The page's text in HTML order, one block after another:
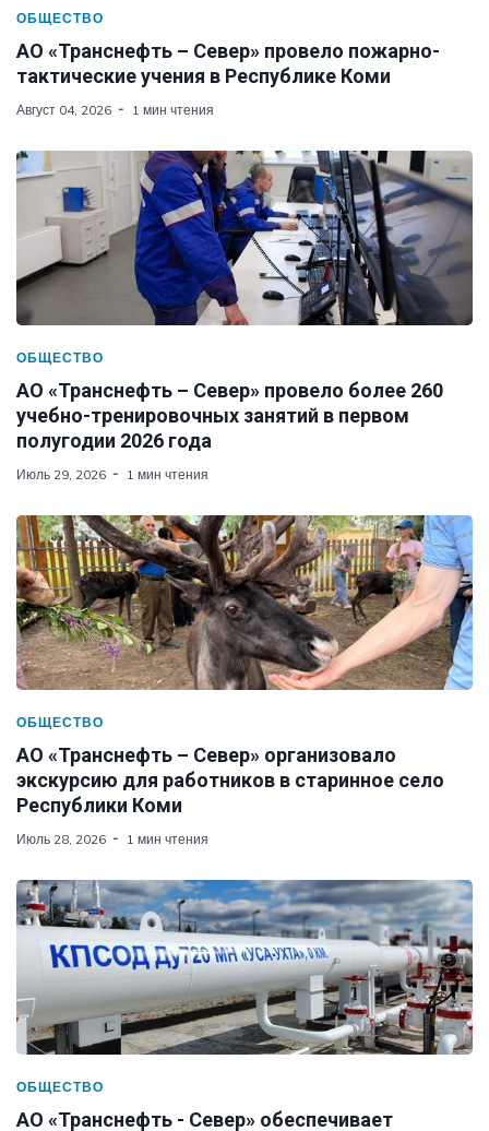
ОБЩЕСТВО
АО «Транснефть – Север» провело пожарно-
тактические учения в Республике Коми
Август 04, 2026 1 мин чтения
ОБЩЕСТВО
АО «Транснефть – Север» провело более 260
учебно-тренировочных занятий в первом
полугодии 2026 года
Июль 29, 2026 1 мин чтения
ОБЩЕСТВО
АО «Транснефть – Север» организовало
экскурсию для работников в старинное село
Республики Коми
Июль 28, 2026 1 мин чтения
ОБЩЕСТВО
АО «Транснефть - Север» обеспечивает